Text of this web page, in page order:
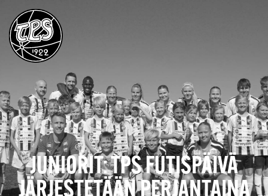
JUNIORIT: TPS FUTISPÄIVÄ
JÄRJESTETÄÄN PERJANTAINA